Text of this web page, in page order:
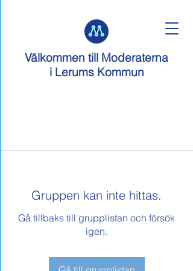
Välkommen till Moderaterna
i Lerums Kommun
Gruppen kan inte hittas.
Gå tillbaks till grupplistan och försök
igen.